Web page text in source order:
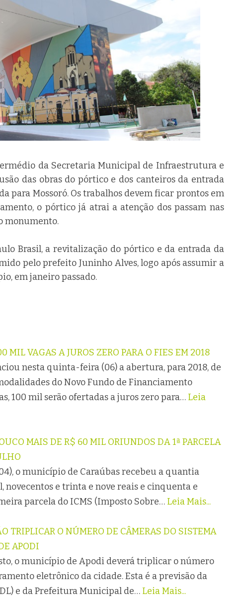
da Secretaria Municipal de Infraestrutura e
das obras do pórtico e dos canteiros da entrada
para Mossoró. Os trabalhos devem ficar prontos em
o pórtico já atrai a atenção dos passam nas
monumento.
Brasil, a revitalização do pórtico e da entrada da
pelo prefeito Juninho Alves, logo após assumir a
em janeiro passado.
MIL VAGAS A JUROS ZERO PARA O FIES EM 2018
nesta quinta-feira (06) a abertura, para 2018, de
do Novo Fundo de Financiamento
100 mil serão ofertadas a juros zero para… Leia
MAIS DE R$ 60 MIL ORIUNDOS DA 1ª PARCELA
o município de Caraúbas recebeu a quantia
novecentos e trinta e nove reais e cinquenta e
parcela do ICMS (Imposto Sobre… Leia Mais...
TRIPLICAR O NÚMERO DE CÂMERAS DO SISTEMA
APODI
o município de Apodi deverá triplicar o número
eletrônico da cidade. Esta é a previsão da
e da Prefeitura Municipal de… Leia Mais...